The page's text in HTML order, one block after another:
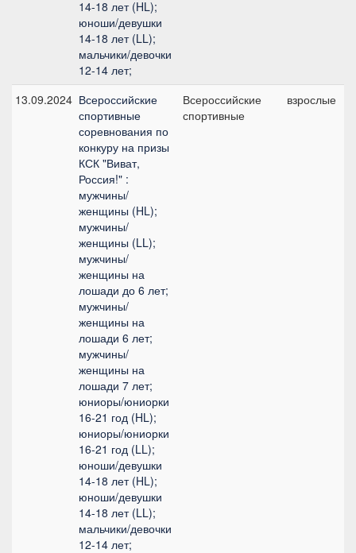
14-18 лет (HL);
юноши/девушки
14-18 лет (LL);
мальчики/девочки
12-14 лет;
13.09.2024 Всероссийские
спортивные
соревнования по
конкуру на призы
КСК "Виват,
Россия!" :
мужчины/
женщины (HL);
мужчины/
женщины (LL);
мужчины/
женщины на
лошади до 6 лет;
мужчины/
женщины на
лошади 6 лет;
мужчины/
женщины на
лошади 7 лет;
юниоры/юниорки
16-21 год (HL);
юниоры/юниорки
16-21 год (LL);
юноши/девушки
14-18 лет (HL);
юноши/девушки
14-18 лет (LL);
мальчики/девочки
12-14 лет;
Всероссийские
спортивные
взрослые